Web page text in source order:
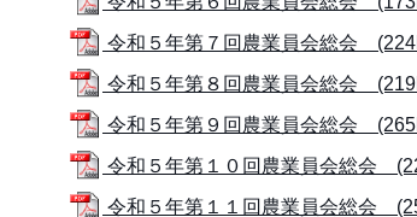
令和５年第７回農業員会総会
令和５年第８回農業員会総会
令和５年第９回農業員会総会
令和５年第１０回農業員会総会
令和５年第１１回農業員会総会